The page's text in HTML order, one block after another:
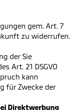
gem. Art. 7
zu widerrufen.
der Sie
Art. 21 DSGVO
kann
für Zwecke der
Direktwerbung